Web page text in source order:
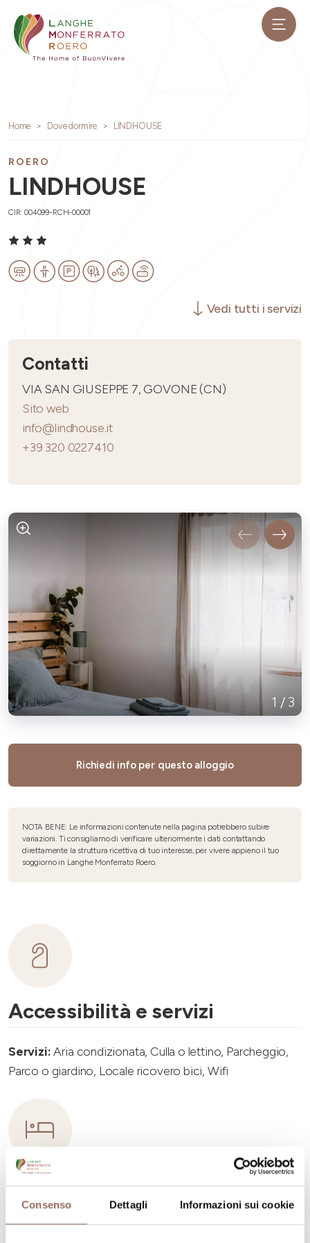
Consenso Dettagli Informazioni sui cookie
Home Dove dormire LINDHOUSE
ROERO
LINDHOUSE
CIR: 004099-RCH-00001
Vedi tutti i servizi
Contatti
VIA SAN GIUSEPPE 7, GOVONE (CN)
Sito web
info@lindhouse.it
+39 320 0227410
1 / 3
Richiedi info per questo alloggio
NOTA BENE: Le informazioni contenute nella pagina potrebbero subire
variazioni. Ti consigliamo di verificare ulteriormente i dati contattando
direttamente la struttura ricettiva di tuo interesse, per vivere appieno il tuo
soggiorno in Langhe Monferrato Roero.
Accessibilità e servizi
Servizi:Aria condizionata, Culla o lettino, Parcheggio,
Parco o giardino, Locale ricovero bici, Wifi
Capacità ricettiva
Numero stanze:2